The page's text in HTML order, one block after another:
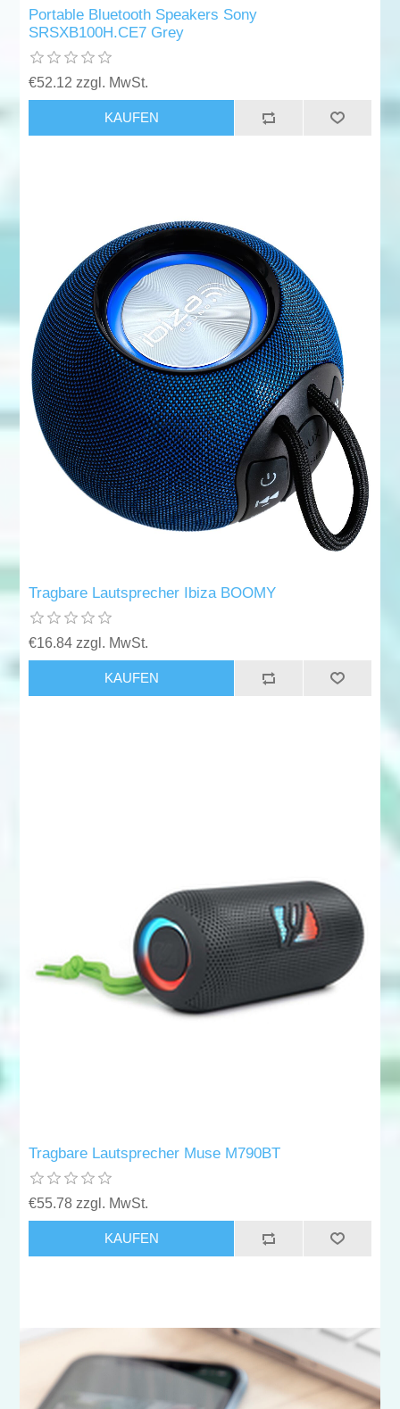
Portable Bluetooth Speakers Sony
SRSXB100H.CE7 Grey
€52.12 zzgl. MwSt.
KAUFEN
Tragbare Lautsprecher Ibiza BOOMY
€16.84 zzgl. MwSt.
KAUFEN
Tragbare Lautsprecher Muse M790BT
€55.78 zzgl. MwSt.
KAUFEN